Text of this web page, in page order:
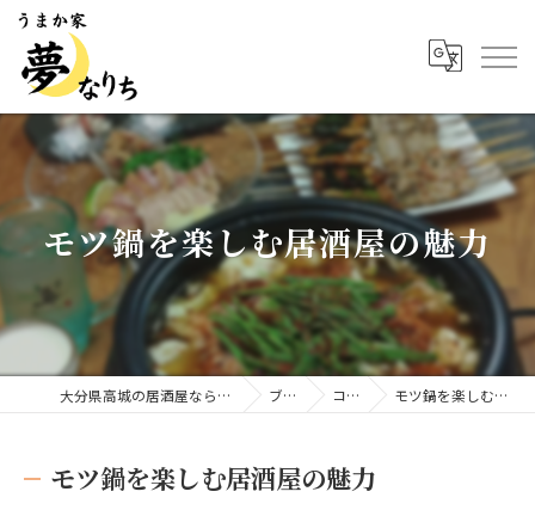
モツ鍋を楽しむ居酒屋の魅力
大分県高城の居酒屋ならうまか家 夢なりち ブログ コラム モツ鍋を楽しむ居酒屋の魅力
モツ鍋を楽しむ居酒屋の魅力